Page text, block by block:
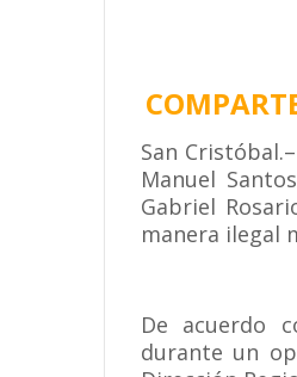
San
Manuel
Gabriel
manera ilegal
De acuerdo
durante un